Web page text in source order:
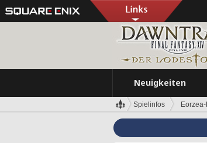
Neuigkeiten
Spielinfos